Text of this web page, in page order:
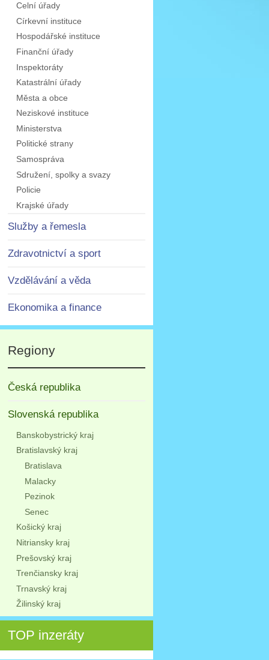
Celní úřady
Církevní instituce
Hospodářské instituce
Finanční úřady
Inspektoráty
Katastrální úřady
Města a obce
Neziskové instituce
Ministerstva
Politické strany
Samospráva
Sdružení, spolky a svazy
Policie
Krajské úřady
Služby a řemesla
Zdravotnictví a sport
Vzdělávání a věda
Ekonomika a finance
Regiony
Česká republika
Slovenská republika
Banskobystrický kraj
Bratislavský kraj
Bratislava
Malacky
Pezinok
Senec
Košický kraj
Nitriansky kraj
Prešovský kraj
Trenčiansky kraj
Trnavský kraj
Žilinský kraj
TOP inzeráty